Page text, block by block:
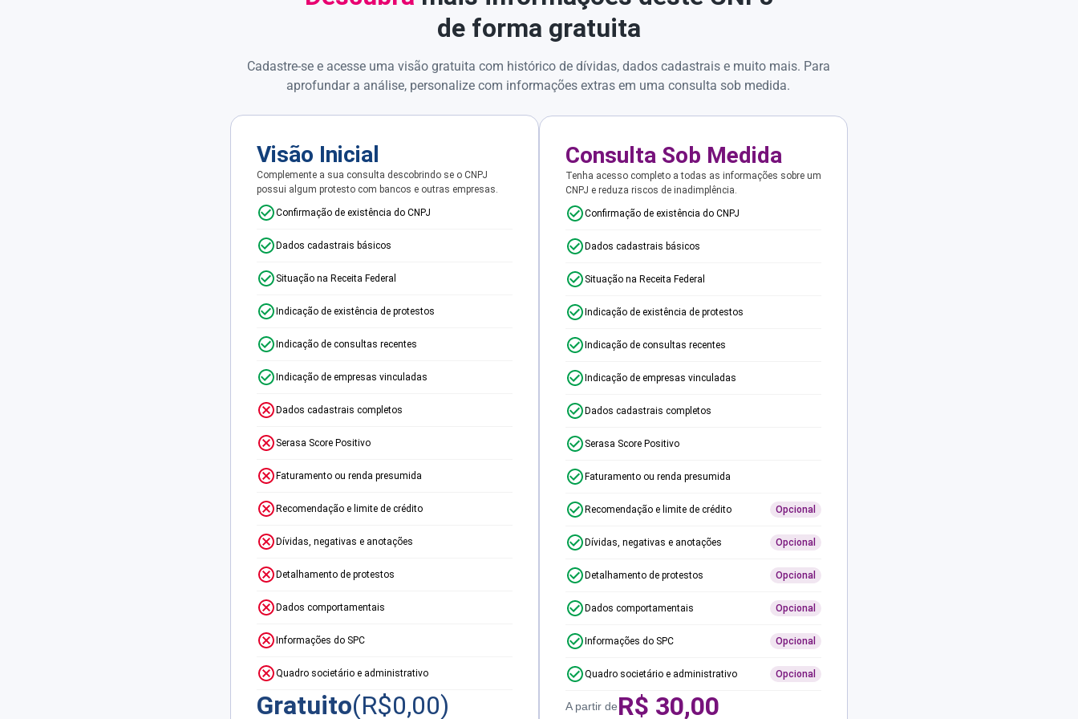
de forma gratuita
Cadastre-se e acesse uma visão gratuita com histórico de dívidas, dados cadastrais e muito mais. Para
aprofundar a análise, personalize com informações extras em uma consulta sob medida.
Visão Inicial
Complemente a sua consulta descobrindo se o CNPJ
possui algum protesto com bancos e outras empresas.
Confirmação de existência do CNPJ
Dados cadastrais básicos
Situação na Receita Federal
Indicação de existência de protestos
Indicação de consultas recentes
Indicação de empresas vinculadas
Dados cadastrais completos
Serasa Score Positivo
Faturamento ou renda presumida
Recomendação e limite de crédito
Dívidas, negativas e anotações
Detalhamento de protestos
Dados comportamentais
Informações do SPC
Quadro societário e administrativo
Gratuito(R$0,00)
Consulta Sob Medida
Tenha acesso completo a todas as informações sobre um
CNPJ e reduza riscos de inadimplência.
Confirmação de existência do CNPJ
Dados cadastrais básicos
Situação na Receita Federal
Indicação de existência de protestos
Indicação de consultas recentes
Indicação de empresas vinculadas
Dados cadastrais completos
Serasa Score Positivo
Faturamento ou renda presumida
Recomendação e limite de crédito Opcional
Dívidas, negativas e anotações Opcional
Detalhamento de protestos Opcional
Dados comportamentais Opcional
Informações do SPC Opcional
Quadro societário e administrativo Opcional
A partir deR$ 30,00